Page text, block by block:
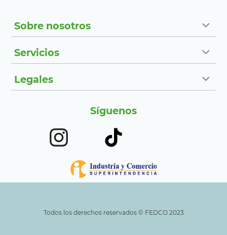
Sobre nosotros
Servicios
Legales
Síguenos
Todos los derechos reservados ©️ FEDCO 2023